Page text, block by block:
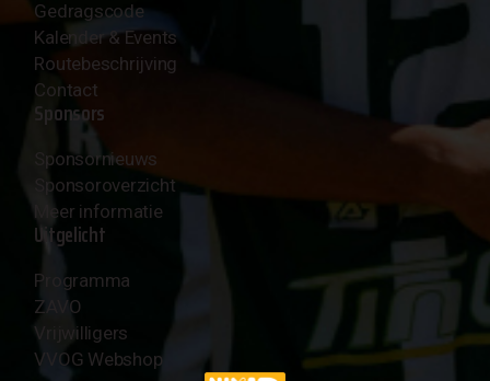
Gedragscode
Kalender & Events
Routebeschrijving
Contact
Sponsors
Sponsornieuws
Sponsoroverzicht
Meer informatie
Uitgelicht
Programma
ZAVO
Vrijwilligers
VVOG Webshop